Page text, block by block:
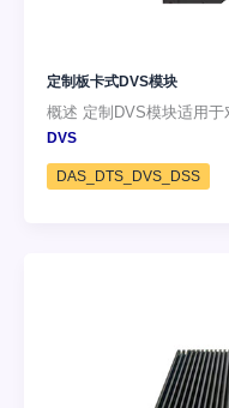
定制板卡式DVS模块
概述 定制DVS模块适用于
DVS
DAS_DTS_DVS_DSS